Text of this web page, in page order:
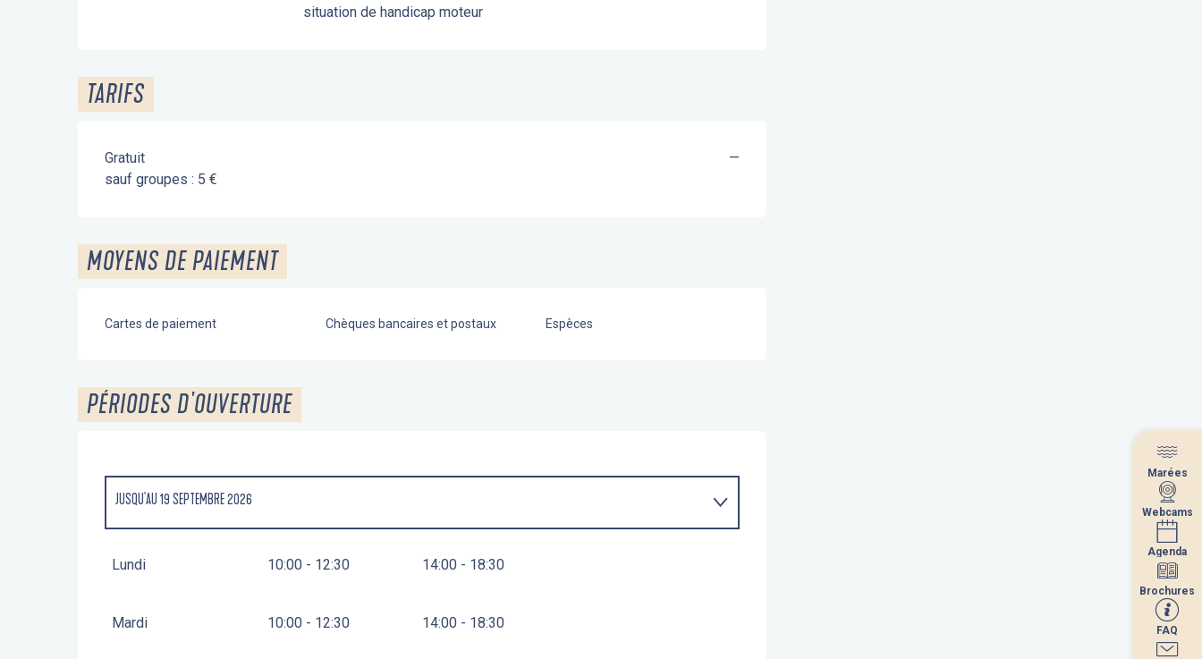
Marées
Webcams
Agenda
Brochures
FAQ
situation de handicap moteur
TARIFS
Gratuit
sauf groupes : 5 €
—
MOYENS DE PAIEMENT
Cartes de paiement Chèques bancaires et postaux Espèces
PÉRIODES D'OUVERTURE
JUSQU'AU 19 SEPTEMBRE 2026
Lundi 10:00 - 12:30 14:00 - 18:30
Mardi 10:00 - 12:30 14:00 - 18:30